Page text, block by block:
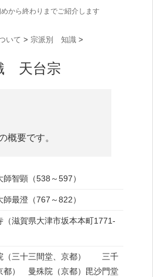
から終わりまでご紹介します
いて > 宗派別 知識 >
天台宗
概要です。
師智顕（538～597）
師最澄（767～822）
（滋賀県大津市坂本本町1771-
（三十三間堂、京都） 三千
都） 曼殊院（京都）毘沙門堂